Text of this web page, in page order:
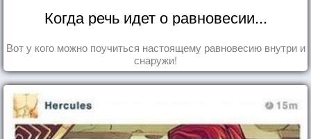
Когда речь идет о равновесии...
Вот у кого можно поучиться настоящему равновесию внутри и
снаружи!